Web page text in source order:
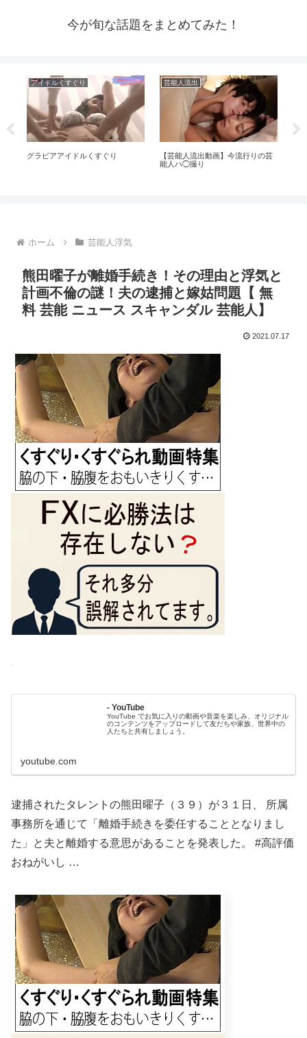
今が旬な話題をまとめてみた！
アイドルくすぐり
グラビアアイドルくすぐり
芸能人流出
【芸能人流出動画】今流行りの芸
能人ハ◯撮り
ホーム 芸能人浮気
熊田曜子が離婚手続き！その理由と浮気と
計画不倫の謎！夫の逮捕と嫁姑問題【 無
料 芸能 ニュース スキャンダル 芸能人】
2021.07.17
- YouTube
YouTube でお気に入りの動画や音楽を楽しみ、オリジナル
のコンテンツをアップロードして友だちや家族、世界中の
人たちと共有しましょう。
youtube.com
逮捕されたタレントの熊田曜子（３９）が３１日、 所属
事務所を通じて「離婚手続きを委任することとなりまし
た」と夫と離婚する意思があることを発表した。 #高評価
おねがいし …